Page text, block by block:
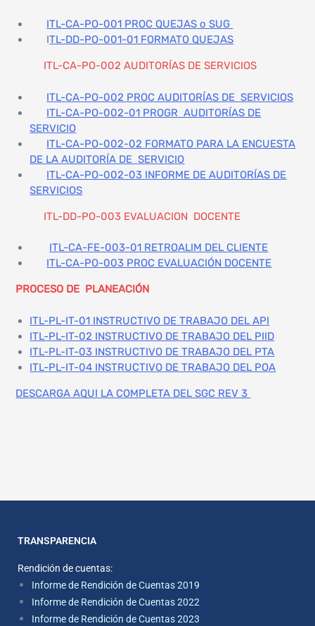
ITL-CA-PO-001 PROC QUEJAS o SUG
ITL-DD-PO-001-01 FORMATO QUEJAS
ITL-CA-PO-002 AUDITORÍAS DE SERVICIOS
ITL-CA-PO-002 PROC AUDITORÍAS DE SERVICIOS
ITL-CA-PO-002-01 PROGR AUDITORÍAS DE
SERVICIO
ITL-CA-PO-002-02 FORMATO PARA LA ENCUESTA
DE LA AUDITORÍA DE SERVICIO
ITL-CA-PO-002-03 INFORME DE AUDITORÍAS DE
SERVICIOS
ITL-DD-PO-003 EVALUACION DOCENTE
ITL-CA-FE-003-01 RETROALIM DEL CLIENTE
ITL-CA-PO-003 PROC EVALUACIÓN DOCENTE
PROCESO DE PLANEACIÓN
ITL-PL-IT-01 INSTRUCTIVO DE TRABAJO DEL API
ITL-PL-IT-02 INSTRUCTIVO DE TRABAJO DEL PIID
ITL-PL-IT-03 INSTRUCTIVO DE TRABAJO DEL PTA
ITL-PL-IT-04 INSTRUCTIVO DE TRABAJO DEL POA
DESCARGA AQUI LA COMPLETA DEL SGC REV 3
TRANSPARENCIA
Rendición de cuentas:
Informe de Rendición de Cuentas 2019
Informe de Rendición de Cuentas 2022
Informe de Rendición de Cuentas 2023